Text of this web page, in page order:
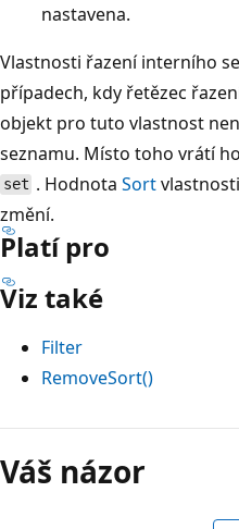
nastavena.
Vlastnosti řazení interního
případech, kdy řetězec
objekt pro tuto vlastnost
seznamu. Místo toho vrátí
set . HodnotaSort
změní.
Platí pro
Viz také
Filter
RemoveSort()
Váš názor